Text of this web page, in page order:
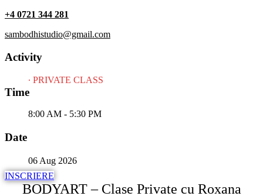
+4 0721 344 281
sambodhistudio@gmail.com
Activity
∙ PRIVATE CLASS
Time
8:00 AM - 5:30 PM
Date
06 Aug 2026
INSCRIERE
BODYART – Clase Private cu Roxana